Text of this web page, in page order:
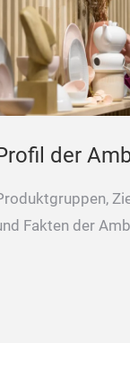
der
Fakten der